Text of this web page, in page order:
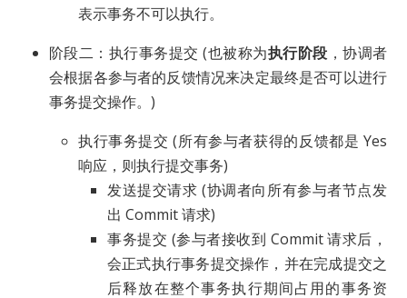
表示事务不可以执行。
阶段二：执行事务提交 (也被称为执行阶段 ，协调者
会根据各参与者的反馈情况来决定最终是否可以进行
事务提交操作。)
执行事务提交 (所有参与者获得的反馈都是 Yes
响应，则执行提交事务)
发送提交请求 (协调者向所有参与者节点发
出 Commit 请求)
事务提交 (参与者接收到 Commit 请求后，
会正式执行事务提交操作，并在完成提交之
后释放在整个事务执行期间占用的事务资